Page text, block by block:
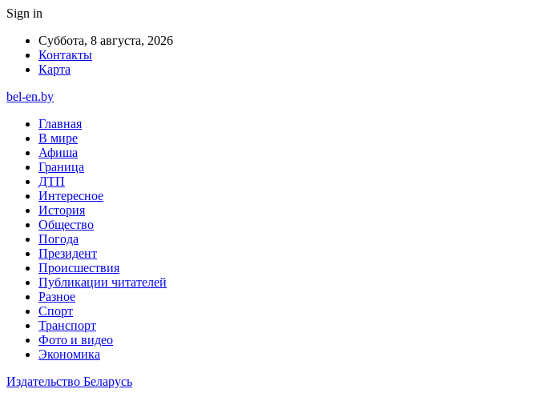
Sign in
Суббота, 8 августа, 2026
Контакты
Карта
bel-en.by
Главная
В мире
Афиша
Граница
ДТП
Интересное
История
Общество
Погода
Президент
Происшествия
Публикации читателей
Разное
Спорт
Транспорт
Фото и видео
Экономика
Издательство Беларусь